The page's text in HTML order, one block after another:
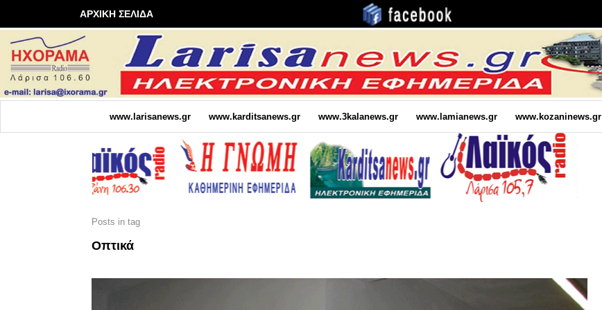
ΑΡΧΙΚΗ ΣΕΛΙΔΑ
www.larisanews.gr www.karditsanews.gr www.3kalanews.gr www.lamianews.gr www.kozaninews.gr
Posts in tag
Οπτικά